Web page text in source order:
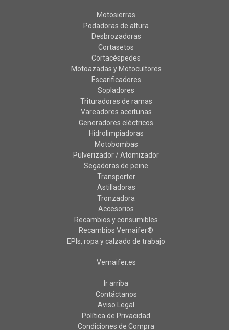
Motosierras
Podadoras de altura
Desbrozadoras
Cortasetos
Cortacéspedes
Motoazadas y Motocultores
Escarificadores
Sopladores
Trituradoras de ramas
Vareadores aceitunas
Generadores eléctricos
Hidrolimpiadoras
Motobombas
Pulverizador / Atomizador
Segadoras de peine
Transporter
Astilladoras
Tronzadora
Accesorios
Recambios y consumibles
Recambios Vemaifer®
EPIs, ropa y calzado de trabajo
Vemaifer.es
Ir arriba
Contáctanos
Aviso Legal
Política de Privacidad
Condiciones de Compra